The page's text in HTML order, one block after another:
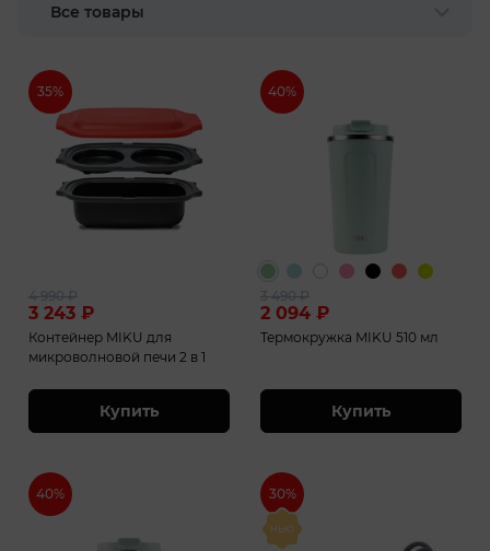
35%
3 243 ₽
4 990₽
Контейнер MIKU для
микроволновой печи 2 в 1
Купить
40%
2 094 ₽
3 490₽
Термокружка MIKU 510 мл
Купить
40% 30%